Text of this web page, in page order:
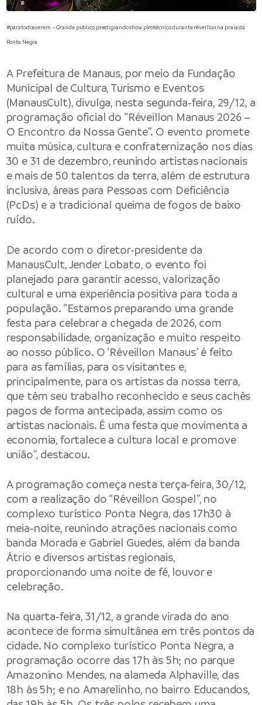
#paratodosverem – Grande público prestigiando show pirotécnico durante réveillon na praia da
Ponta Negra
A Prefeitura de Manaus, por meio da Fundação
Municipal de Cultura, Turismo e Eventos
(ManausCult), divulga, nesta segunda-feira, 29/12, a
programação oficial do “Réveillon Manaus 2026 –
O Encontro da Nossa Gente”. O evento promete
muita música, cultura e confraternização nos dias
30 e 31 de dezembro, reunindo artistas nacionais
e mais de 50 talentos da terra, além de estrutura
inclusiva, áreas para Pessoas com Deficiência
(PcDs) e a tradicional queima de fogos de baixo
ruído.
De acordo com o diretor-presidente da
ManausCult, Jender Lobato, o evento foi
planejado para garantir acesso, valorização
cultural e uma experiência positiva para toda a
população. “Estamos preparando uma grande
festa para celebrar a chegada de 2026, com
responsabilidade, organização e muito respeito
ao nosso público. O ‘Réveillon Manaus’ é feito
para as famílias, para os visitantes e,
principalmente, para os artistas da nossa terra,
que têm seu trabalho reconhecido e seus cachês
pagos de forma antecipada, assim como os
artistas nacionais. É uma festa que movimenta a
economia, fortalece a cultura local e promove
união”, destacou.
A programação começa nesta terça-feira, 30/12,
com a realização do “Réveillon Gospel”, no
complexo turístico Ponta Negra, das 17h30 à
meia-noite, reunindo atrações nacionais como
banda Morada e Gabriel Guedes, além da banda
Átrio e diversos artistas regionais,
proporcionando uma noite de fé, louvor e
celebração.
Na quarta-feira, 31/12, a grande virada do ano
acontece de forma simultânea em três pontos da
cidade. No complexo turístico Ponta Negra, a
programação ocorre das 17h às 5h; no parque
Amazonino Mendes, na alameda Alphaville, das
18h às 5h; e no Amarelinho, no bairro Educandos,